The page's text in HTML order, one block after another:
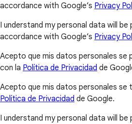
accordance with Google’s Privacy
I understand my personal data will be
accordance with Google’s Privacy
Acepto que mis datos personales se
con la Política de Privacidad de
Acepto que mis datos personales se
Política de Privacidad de Google.
I understand my personal data will be